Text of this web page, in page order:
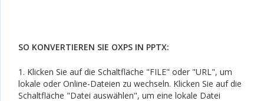
SO KONVERTIEREN SIE OXPS IN PPTX:
1. Klicken Sie auf die Schaltfläche "FILE" oder "URL", um
lokale oder Online-Dateien zu wechseln. Klicken Sie auf die
Schaltfläche "Datei auswählen", um eine lokale Datei